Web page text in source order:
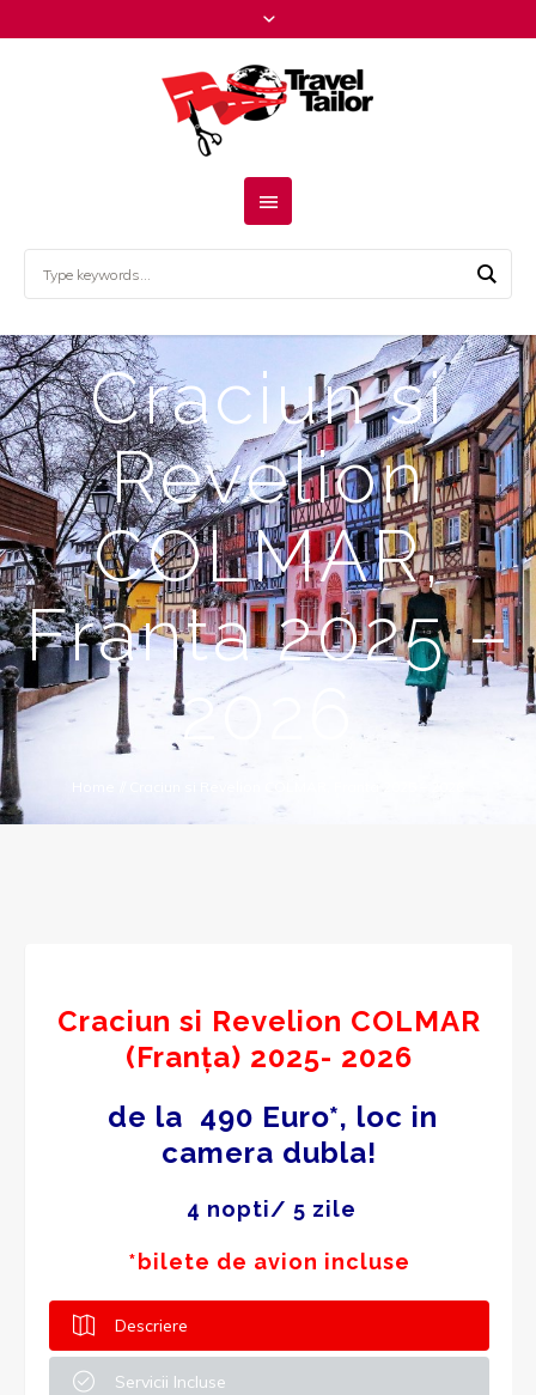
Craciun si
Revelion
COLMAR,
Franta 2025 –
2026
Craciun si Revelion COLMAR
(Franța) 2025- 2026
de la 490 Euro*, loc in
camera dubla!
4 nopti/ 5 zile
*bilete de avion incluse
Descriere
Servicii Incluse